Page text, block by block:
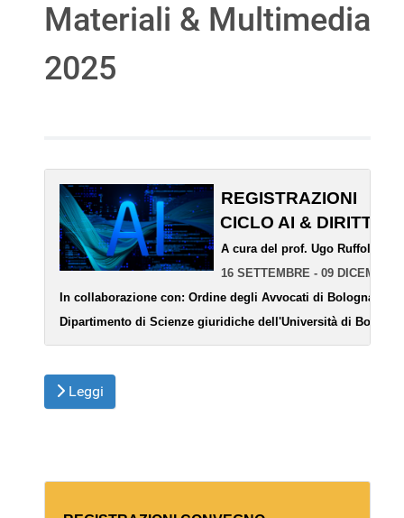
Materiali & Multimedia
2025
REGISTRAZIONI
CICLO AI & DIRITTO
  A cura del prof. Ugo Ruffolo
16 SETTEMBRE - 09 DICEMBRE
In collaborazione con: Ordine degli Avvocati di Bologna
Dipartimento di Scienze giuridiche dell'Università di Bologna
Leggi